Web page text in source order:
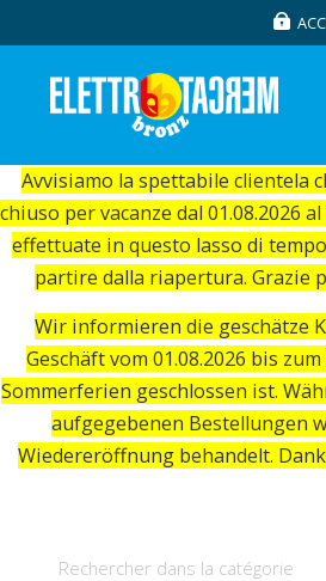
Avvisiamo la spettabile clientela
chiuso per vacanze dal 01.08.2026
effettuate in questo lasso di
partire dalla riapertura. Grazie
Wir informieren die geschätze
Geschäft vom 01.08.2026 bis
Sommerferien geschlossen ist.
aufgegebenen Bestellungen
Wiedereröffnung behandelt.